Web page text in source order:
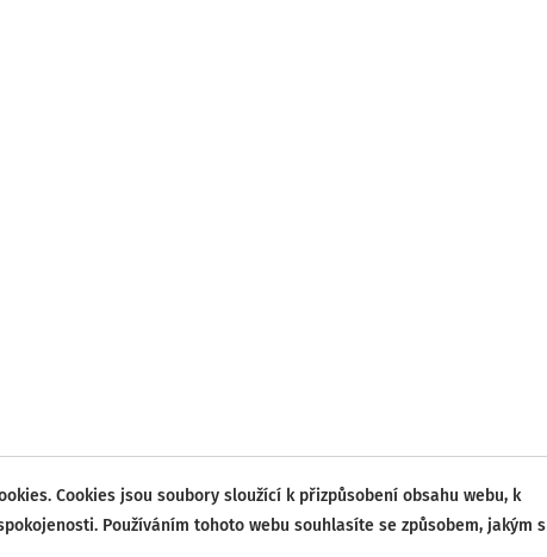
Cookies jsou soubory sloužící k přizpůsobení obsahu webu, k
Používáním tohoto webu souhlasíte se způsobem, jakým s